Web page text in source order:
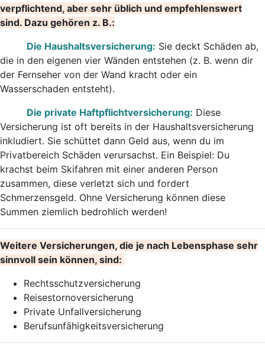
verpflichtend, aber sehr üblich und empfehlenswert
sind. Dazu gehören z. B.:
Die Haushaltsversicherung: Sie deckt Schäden ab,
die in den eigenen vier Wänden entstehen (z. B. wenn dir
der Fernseher von der Wand kracht oder ein
Wasserschaden entsteht).
Die private Haftpflichtversicherung: Diese
Versicherung ist oft bereits in der Haushaltsversicherung
inkludiert. Sie schüttet dann Geld aus, wenn du im
Privatbereich Schäden verursachst. Ein Beispiel: Du
krachst beim Skifahren mit einer anderen Person
zusammen, diese verletzt sich und fordert
Schmerzensgeld. Ohne Versicherung können diese
Summen ziemlich bedrohlich werden!
Weitere Versicherungen, die je nach Lebensphase sehr
sinnvoll sein können, sind:
Rechtsschutzversicherung
Reisestornoversicherung
Private Unfallversicherung
Berufsunfähigkeitsversicherung